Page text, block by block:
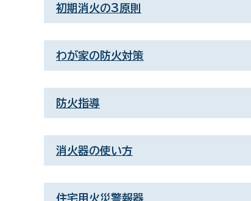
初期消火の3原則
わが家の防火対策
防火指導
消火器の使い方
住宅用火災警報器